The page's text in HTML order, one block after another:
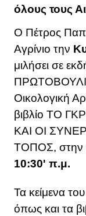
όλους τους
Ο Πέτρος
Αγρίνιο την
μιλήσει σε
Οικολογική
βιβλίο ΤΟ
ΚΑΙ ΟΙ
ΤΟΠΟΣ, στην
10:30' π.μ.
Τα κείμενα
όπως και τα